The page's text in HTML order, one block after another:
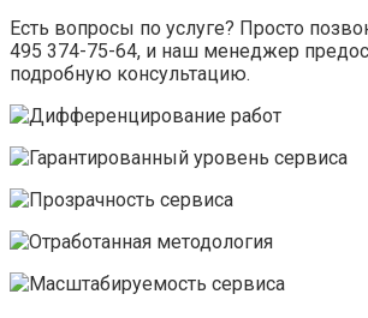
Есть вопросы по услуге? Просто
495 374-75-64, и наш менеджер
подробную консультацию.